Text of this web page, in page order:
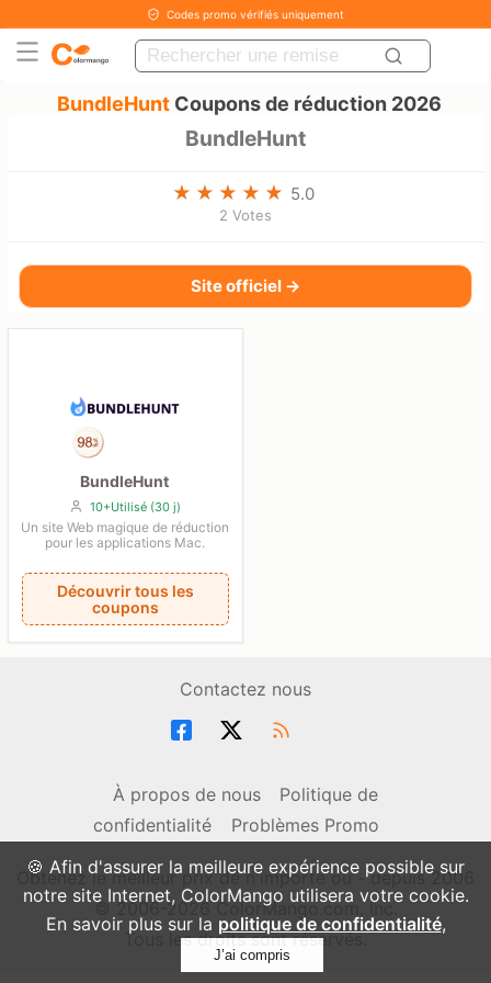
🍪 Afin d'assurer la meilleure expérience possible sur
notre site Internet, ColorMango utilisera votre cookie.
En savoir plus sur la politique de confidentialité,
J’ai compris
Codes promo vérifiés uniquement
BundleHuntCoupons de réduction 2026
BundleHunt
5.0
2 Votes
Site officiel →
BundleHunt
10+Utilisé (30 j)
Un site Web magique de réduction
pour les applications Mac.
Découvrir tous les
coupons
Contactez nous
À propos de nous
Politique de
confidentialité
Problèmes Promo
Obtenez le meilleur prix de n'importe où - depuis 2006
© 2006-2026 ColorMango.com, Inc.
Tous les droits sont réservés.